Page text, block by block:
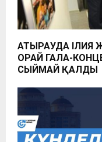
АТЫРАУДА ІЛИЯ
ОРАЙ ГАЛА-
СЫЙМАЙ ҚАЛДЫ